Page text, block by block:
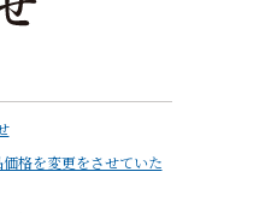
格を変更をさせていた